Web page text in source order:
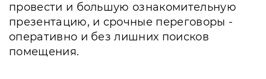
провести и большую ознакомительную
презентацию, и срочные переговоры -
оперативно и без лишних поисков
помещения.